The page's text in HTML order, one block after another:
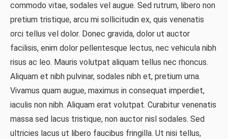
commodo vitae, sodales vel augue. Sed rutrum, libero non
pretium tristique, arcu mi sollicitudin ex, quis venenatis
orci tellus vel dolor. Donec gravida, dolor ut auctor
facilisis, enim dolor pellentesque lectus, nec vehicula nibh
risus ac leo. Mauris volutpat aliquam tellus nec rhoncus.
Aliquam et nibh pulvinar, sodales nibh et, pretium urna.
Vivamus quam augue, maximus in consequat imperdiet,
iaculis non nibh. Aliquam erat volutpat. Curabitur venenatis
massa sed lacus tristique, non auctor nisl sodales. Sed
ultricies lacus ut libero faucibus fringilla. Ut nisi tellus,